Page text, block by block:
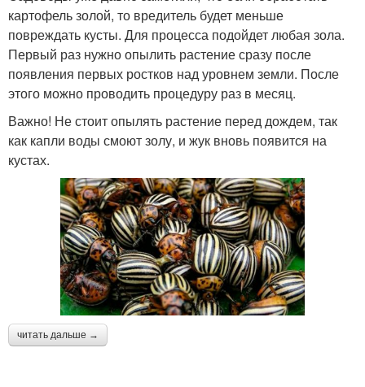
картофель золой, то вредитель будет меньше
повреждать кусты. Для процесса подойдет любая зола.
Первый раз нужно опылить растение сразу после
появления первых ростков над уровнем земли. После
этого можно проводить процедуру раз в месяц.
Важно! Не стоит опылять растение перед дождем, так
как капли воды смоют золу, и жук вновь появится на
кустах.
читать дальше →